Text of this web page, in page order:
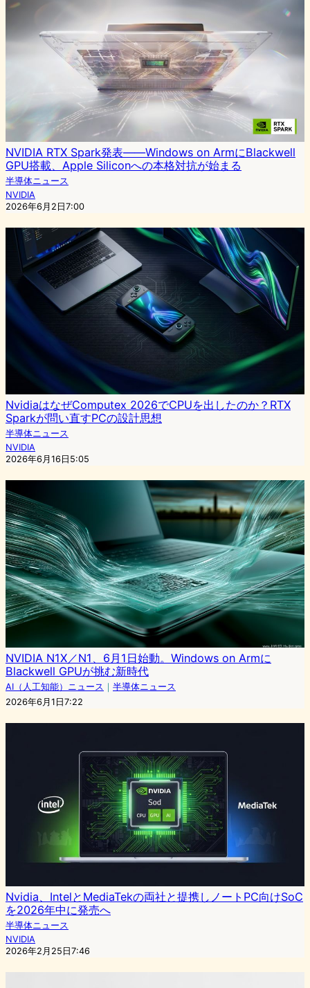
NVIDIA RTX Spark発表——Windows on ArmにBlackwell
GPU搭載、Apple Siliconへの本格対抗が始まる
半導体ニュース
NVIDIA
2026年6月2日7:00
NvidiaはなぜComputex 2026でCPUを出したのか？RTX
Sparkが問い直すPCの設計思想
半導体ニュース
NVIDIA
2026年6月16日5:05
NVIDIA N1X／N1、6月1日始動。Windows on Armに
Blackwell GPUが挑む新時代
AI（人工知能）ニュース ｜ 半導体ニュース
2026年6月1日7:22
Nvidia、IntelとMediaTekの両社と提携しノートPC向けSoC
を2026年中に発売へ
半導体ニュース
NVIDIA
2026年2月25日7:46